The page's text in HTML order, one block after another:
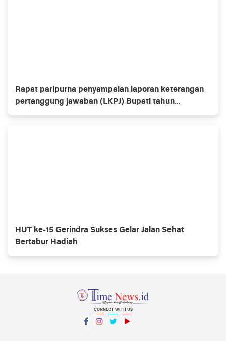
Rapat paripurna penyampaian laporan keterangan
pertanggung jawaban (LKPJ) Bupati tahun
anggaran 2021
HUT ke-15 Gerindra Sukses Gelar Jalan Sehat
Bertabur Hadiah
CONNECT WITH US